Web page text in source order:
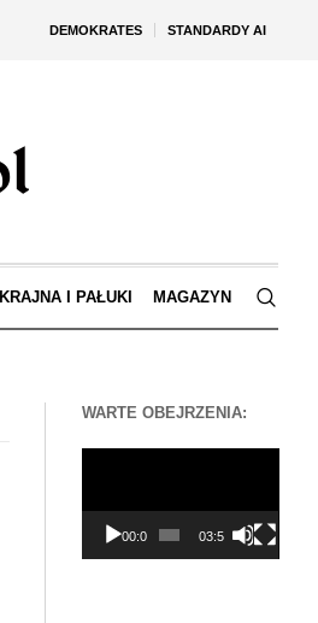
DEMOKRATES STANDARDY AI
KRAJNA I PAŁUKI MAGAZYN
WARTE OBEJRZENIA:
00:00 03:56